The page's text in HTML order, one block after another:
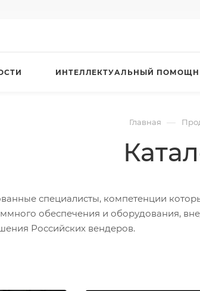
ИНТЕЛЛЕКТУАЛЬНЫЙ
Главная —
специалисты, компетенции
обеспечения и оборудования,
Российских вендеров.